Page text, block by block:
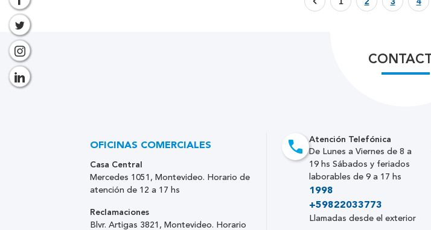
Atención Telefónica
De Lunes a Viernes de 8 a
19 hs Sábados y feriados
laborables de 9 a 17 hs
1998
+59822033773
Llamadas desde el exterior
OFICINAS COMERCIALES
Casa Central
Mercedes 1051, Montevideo. Horario de
atención de 12 a 17 hs
Reclamaciones
Blvr. Artigas 3821, Montevideo. Horario